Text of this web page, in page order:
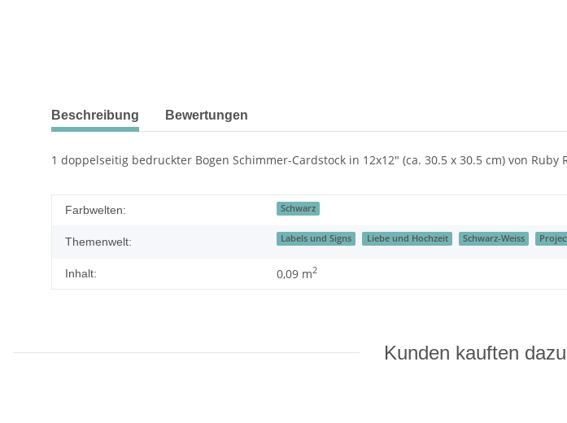
Beschreibung Bewertungen
1 doppelseitig bedruckter Bogen Schimmer-Cardstock in 12x12" (ca. 30.5 x 30.5 cm) von Ruby
Farbwelten: Schwarz
Themenwelt: Labels und Signs Liebe und Hochzeit Schwarz-Weiss
Inhalt: 0,09 m2
Kunden kauften